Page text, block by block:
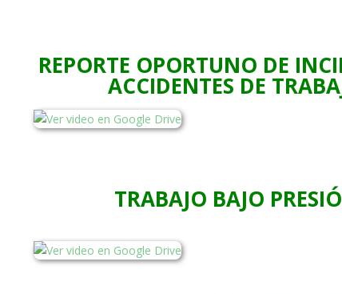
REPORTE OPORTUNO DE
ACCIDENTES DE
TRABAJO BAJO